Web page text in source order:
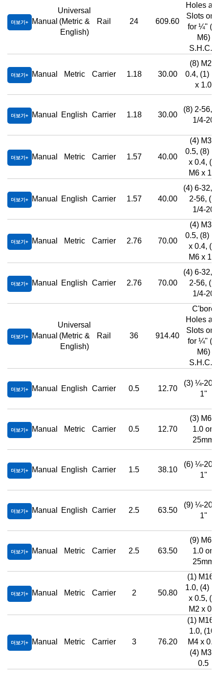
더보기 Manual
Universal
(Metric &
English)
Rail 24 609.60
Holes
Slots
for ¼" (or
M6)
S.H.C.S
더보기 Manual Metric Carrier 1.18 30.00
(8) M2 x
0.4, (1)
x 1.0
더보기 Manual English Carrier 1.18 30.00
(8) 2-56,
1/4-20
더보기 Manual Metric Carrier 1.57 40.00
(4) M3 x
0.5, (8)
x 0.4, (1)
M6 x 1.0
더보기 Manual English Carrier 1.57 40.00
(4) 6-32,
2-56, (1)
1/4-20
더보기 Manual Metric Carrier 2.76 70.00
(4) M3 x
0.5, (8)
x 0.4, (9)
M6 x 1.0
더보기 Manual English Carrier 2.76 70.00
(4) 6-32,
2-56, (9)
1/4-20
더보기 Manual
Universal
(Metric &
English)
Rail 36 914.40
C'bore
Holes
Slots
for ¼" (or
M6)
S.H.C.S
더보기 Manual English Carrier 0.5 12.70
(3) ¼-20
1"
더보기 Manual Metric Carrier 0.5 12.70
(3) M6 x
1.0 on
25mm
더보기 Manual English Carrier 1.5 38.10
(6) ¼-20
1"
더보기 Manual English Carrier 2.5 63.50
(9) ¼-20
1"
더보기 Manual Metric Carrier 2.5 63.50
(9) M6 x
1.0 on
25mm
더보기 Manual Metric Carrier 2 50.80
(1) M16 x
1.0, (4)
x 0.5, (4)
M2 x 0.4
더보기 Manual Metric Carrier 3 76.20
(1) M16 x
1.0, (10)
M4 x 0.7,
(4) M3 x
0.5